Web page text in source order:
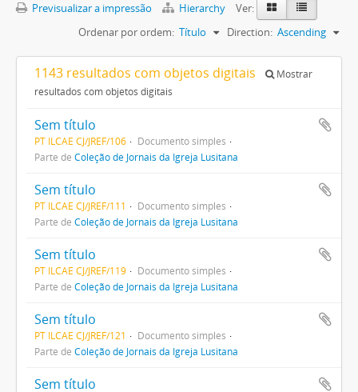
Previsualizar a impressão Hierarchy
Ver:
Ordenar por ordem: Título Direction: Ascending
1143 resultados com objetos digitais
Mostrar
resultados com objetos digitais
Sem título
PT ILCAE CJ/JREF/106
Documento simples
Parte de Coleção de Jornais da Igreja Lusitana
Sem título
PT ILCAE CJ/JREF/111
Documento simples
Parte de Coleção de Jornais da Igreja Lusitana
Sem título
PT ILCAE CJ/JREF/119
Documento simples
Parte de Coleção de Jornais da Igreja Lusitana
Sem título
PT ILCAE CJ/JREF/121
Documento simples
Parte de Coleção de Jornais da Igreja Lusitana
Sem título